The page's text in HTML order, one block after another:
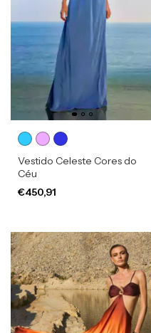
Vestido Celeste Cores do
Céu
€450,91